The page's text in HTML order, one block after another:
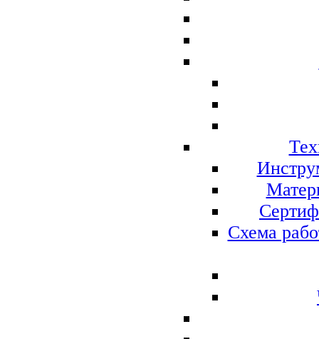
Схема